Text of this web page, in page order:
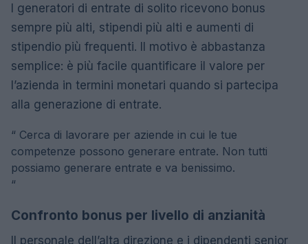
I generatori di entrate di solito ricevono bonus
sempre più alti, stipendi più alti e aumenti di
stipendio più frequenti. Il motivo è abbastanza
semplice: è più facile quantificare il valore per
l’azienda in termini monetari quando si partecipa
alla generazione di entrate.
“ Cerca di lavorare per aziende in cui le tue
competenze possono generare entrate. Non tutti
possiamo generare entrate e va benissimo.
“
Confronto bonus per livello di anzianità
Il personale dell’alta direzione e i dipendenti senior